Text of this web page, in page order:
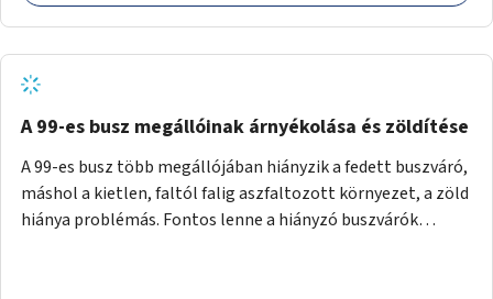
A 99-es busz megállóinak árnyékolása és zöldítése
A 99-es busz több megállójában hiányzik a fedett buszváró,
máshol a kietlen, faltól falig aszfaltozott környezet, a zöld
hiánya problémás. Fontos lenne a hiányzó buszvárók